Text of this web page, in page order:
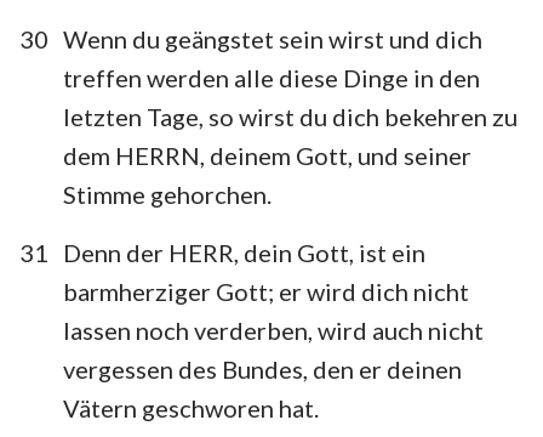
30 Wenn du geängstet sein wirst und dich
treffen werden alle diese Dinge in den
letzten Tage, so wirst du dich bekehren zu
dem HERRN, deinem Gott, und seiner
Stimme gehorchen.
31
Denn der HERR, dein Gott, ist ein
barmherziger Gott; er wird dich nicht
lassen noch verderben, wird auch nicht
vergessen des Bundes, den er deinen
Vätern geschworen hat.